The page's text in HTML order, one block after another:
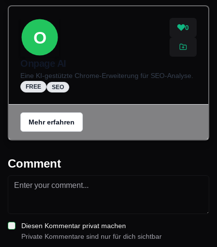
O
0
Onpage AI
Eine KI-gestützte Chrome-Erweiterung für SEO-Analyse.
FREE SEO
Mehr erfahren
Comment
Diesen Kommentar privat machen
Private Kommentare sind nur für dich sichtbar